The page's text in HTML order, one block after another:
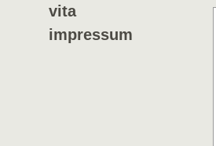
vita
impressum